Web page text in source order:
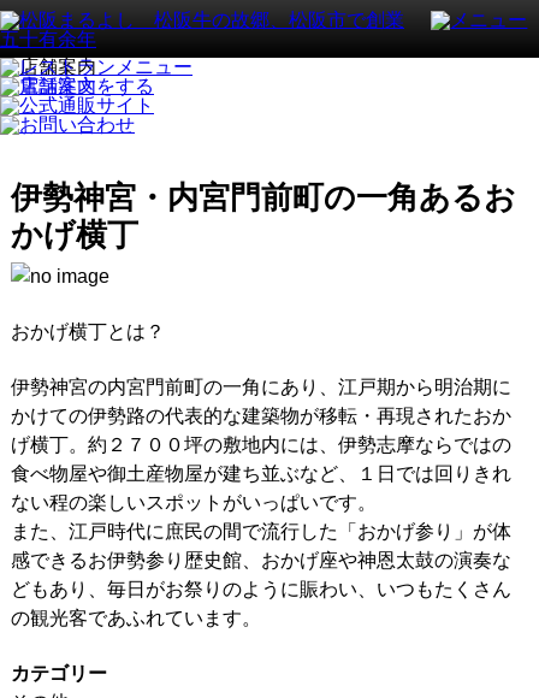
伊勢神宮・内宮門前町の一角あるお
かげ横丁
おかげ横丁とは？
伊勢神宮の内宮門前町の一角にあり、江戸期から明治期に
かけての伊勢路の代表的な建築物が移転・再現されたおか
げ横丁。約２７００坪の敷地内には、伊勢志摩ならではの
食べ物屋や御土産物屋が建ち並ぶなど、１日では回りきれ
ない程の楽しいスポットがいっぱいです。
また、江戸時代に庶民の間で流行した「おかげ参り」が体
感できるお伊勢参り歴史館、おかげ座や神恩太鼓の演奏な
どもあり、毎日がお祭りのように賑わい、いつもたくさん
の観光客であふれています。
カテゴリー